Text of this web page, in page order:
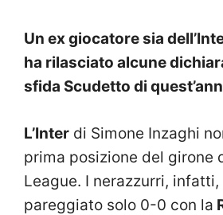
Un ex giocatore sia
ha rilasciato alcune
sfida Scudetto di
L’Inter di Simone Inzaghi
prima posizione del girone
League. I nerazzurri, infatti,
pareggiato solo 0-0 con la